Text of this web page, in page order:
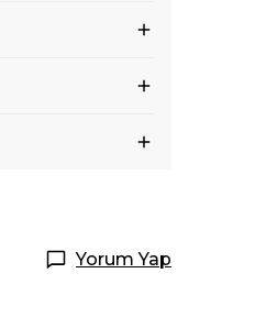
Yorum Yap